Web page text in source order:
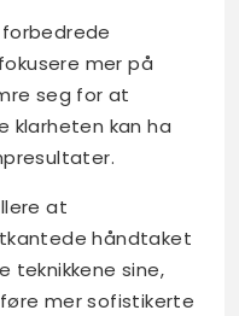
mer på
seg for at
klarheten kan ha
at
håndtaket
teknikkene sine,
mer sofistikerte